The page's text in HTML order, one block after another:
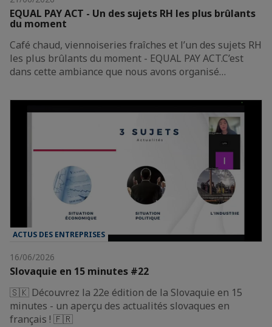
EQUAL PAY ACT - Un des sujets RH les plus brûlants
du moment
Café chaud, viennoiseries fraîches et l’un des sujets RH
les plus brûlants du moment - EQUAL PAY ACT.C’est
dans cette ambiance que nous avons organisé…
ACTUS DES ENTREPRISES
16/06/2026
Slovaquie en 15 minutes #22
🇸🇰 Découvrez la 22e édition de la Slovaquie en 15
minutes - un aperçu des actualités slovaques en
français ! 🇫🇷